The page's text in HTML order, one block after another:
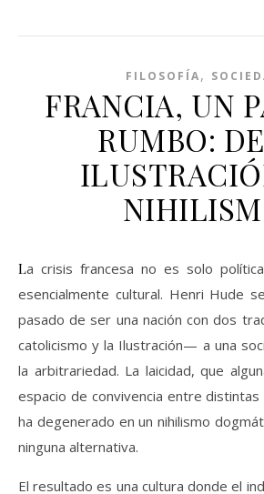
FILOSOFÍA,
FRANCIA, UN
RUMBO:
La crisis francesa no es solo política o económica, sino
esencialmente cultural. Henri Hude
pasado de ser una nación con dos
catolicismo y la Ilustración— a una
la arbitrariedad. La laicidad, que
espacio de convivencia entre
ha degenerado en un nihilismo
ninguna alternativa.
El resultado es una cultura donde el